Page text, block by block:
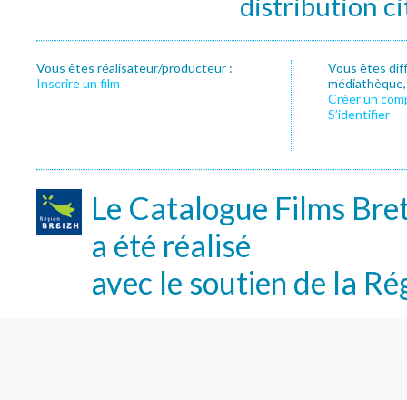
Vous êtes réalisateur/producteur :
Inscrire un film
Vous êtes
Créer un
S’identifier
Le Catalogue Films
a été réalisé
avec le soutien de la